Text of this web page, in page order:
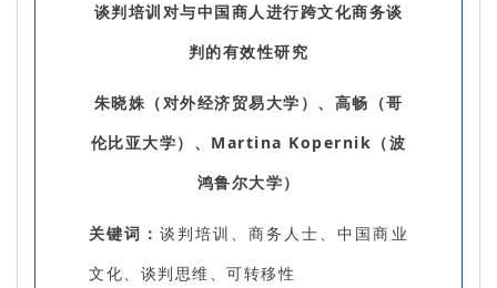
谈判培训对与中国商人进行跨文化商务谈
判的有效性研究
朱晓姝（对外经济贸易大学）、高畅（哥
伦比亚大学）、Martina Kopernik（波
鸿鲁尔大学）
关键词：谈判培训、商务人士、中国商业
文化、谈判思维、可转移性